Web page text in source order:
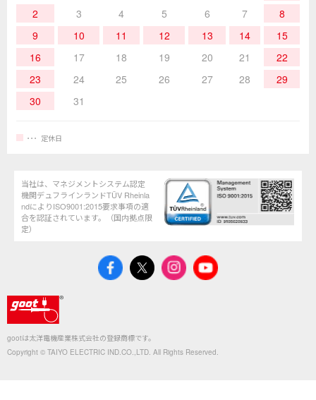
2
3 4 5 6 7
8
9
10 11 12 13 14
15
16
17 18 19 20 21
22
23
24 25 26 27 28
29
30
31
定休日
当社は、マネジメントシステム認定
機関デュフラインランドTÜV Rheinla
ndによりISO9001:2015要求事項の適
合を認証されています。（国内拠点限
定）
gootは太洋電機産業株式会社の登録商標です。
Copyright © TAIYO ELECTRIC IND.CO.,LTD. All Rights Reserved.